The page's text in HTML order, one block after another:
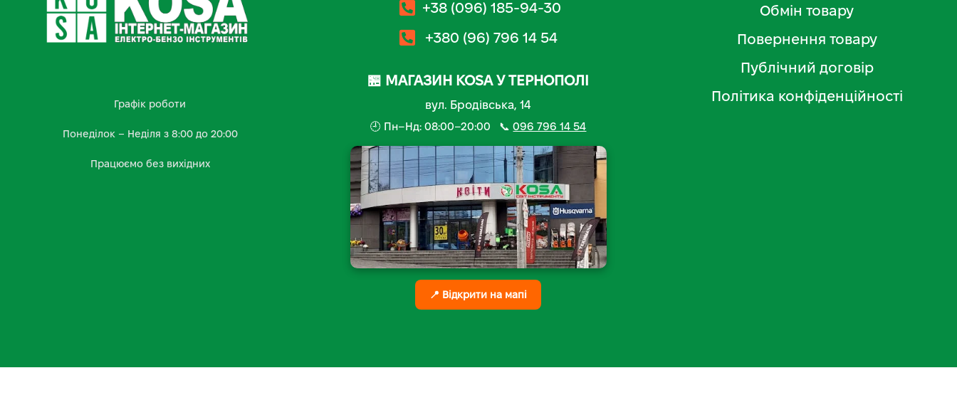
Графік роботи
Понеділок – Неділя з 8:00 до 20:00
Працюємо без вихідних
+38 (096) 185-94-30
+380 (96) 796 14 54
🏪 МАГАЗИН KOSA У ТЕРНОПОЛІ
вул. Бродівська, 14
🕘 Пн–Нд: 08:00–20:00 📞096 796 14 54
📍 Відкрити на мапі
Обмін товару
Повернення товару
Публічний договір
Політика конфіденційності